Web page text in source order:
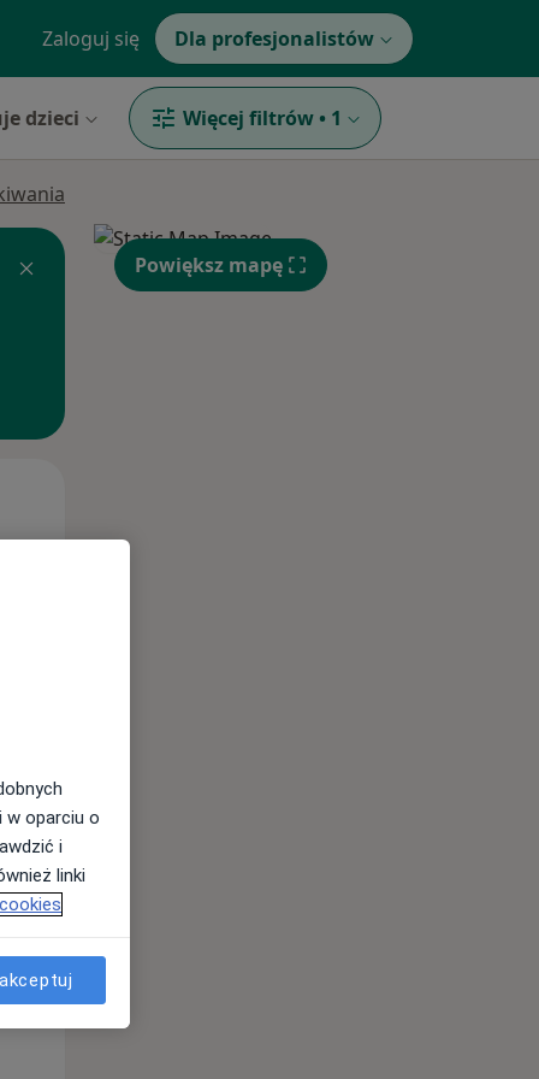
Zaloguj się Dla profesjonalistów
dzieci Więcej filtrów • 1
Śr,
12 Sie
Powiększ mapę
w oparciu o
i
linki